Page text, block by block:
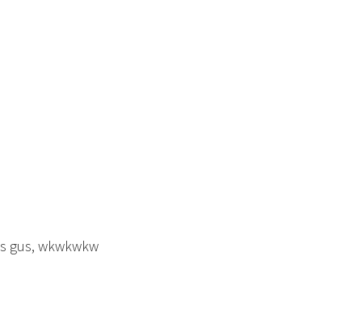
gus, wkwkwkw